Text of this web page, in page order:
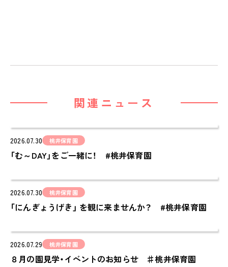
cocoiro
放課後等デイサービス
保護者様の声
お知らせ
採用情報
関連ニュース
2026.07.30 桃井保育園
「む～DAY」をご一緒に！ #桃井保育園
2026.07.30 桃井保育園
「にんぎょうげき」 を観に来ませんか？ #桃井保育園
2026.07.29 桃井保育園
８月の園見学・イベントのお知らせ ♯桃井保育園